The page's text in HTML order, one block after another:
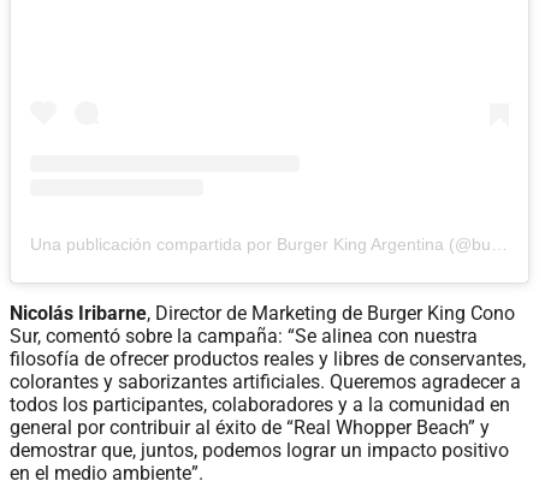
Nicolás Iribarne, Director de Marketing de Burger King Cono
Sur, comentó sobre la campaña: “Se alinea con nuestra
filosofía de ofrecer productos reales y libres de conservantes,
colorantes y saborizantes artificiales. Queremos agradecer a
todos los participantes, colaboradores y a la comunidad en
general por contribuir al éxito de “Real Whopper Beach” y
demostrar que, juntos, podemos lograr un impacto positivo
en el medio ambiente”.